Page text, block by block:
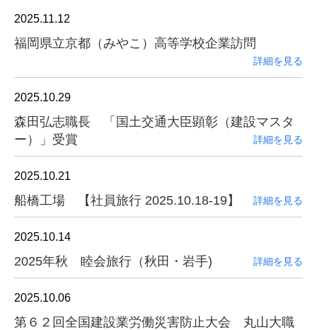
2025.11.12
福岡県立京都（みやこ）高等学校企業訪問
詳細を見る
2025.10.29
森田弘志職長 「国土交通大臣顕彰（建設マスタ
ー）」受賞
詳細を見る
2025.10.21
船橋工場 【社員旅行 2025.10.18-19】 詳細を見る
2025.10.14
2025年秋 睦会旅行（秋田・岩手) 詳細を見る
2025.10.06
第６２回全国建設業労働災害防止大会 丸山大職